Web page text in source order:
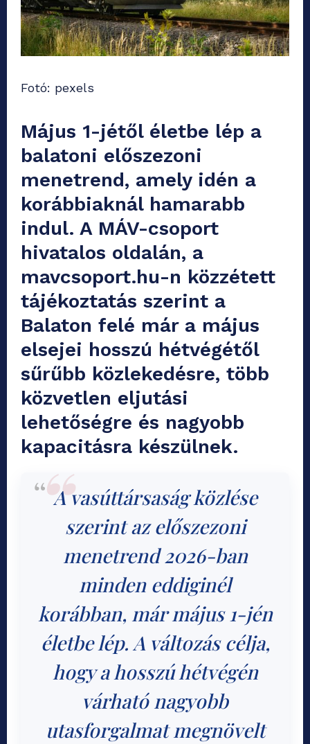
Fotó: pexels
Május 1-jétől életbe lép a
balatoni előszezoni
menetrend, amely idén a
korábbiaknál hamarabb
indul. A MÁV-csoport
hivatalos oldalán, a
mavcsoport.hu-n közzétett
tájékoztatás szerint a
Balaton felé már a május
elsejei hosszú hétvégétől
sűrűbb közlekedésre, több
közvetlen eljutási
lehetőségre és nagyobb
kapacitásra készülnek.
A vasúttársaság közlése
szerint az előszezoni
menetrend 2026-ban
minden eddiginél
korábban, már május 1-jén
életbe lép. A változás célja,
hogy a hosszú hétvégén
várható nagyobb
utasforgalmat megnövelt